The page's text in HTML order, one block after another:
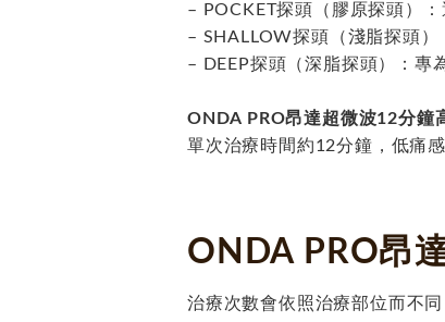
– POCKET探頭（膠原探頭）
– SHALLOW探頭（淺脂探頭
– DEEP探頭（深脂探頭）：專
ONDA PRO昂達超微波12分鐘
單次治療時間約12分鐘，低痛
ONDA PRO昂
治療次數會依照治療部位而不